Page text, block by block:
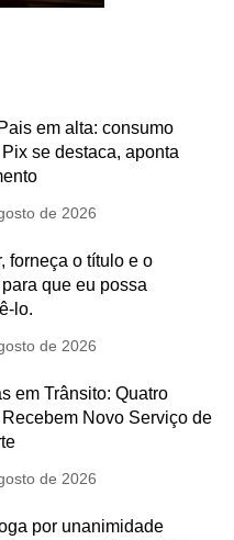
em alta: consumo
se destaca, aponta
de 2026
forneça o título e o
que eu possa
lo.
de 2026
em Trânsito: Quatro
Novo Serviço de
de 2026
por unanimidade